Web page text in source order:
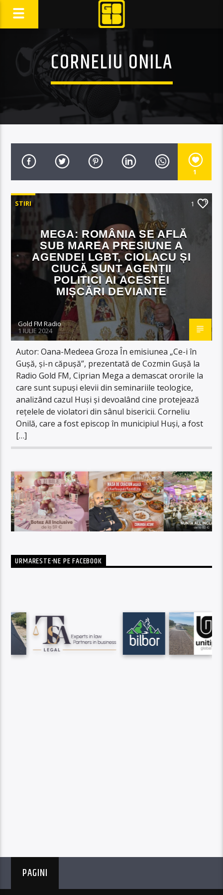
CORNELIU ONILA
1
STIRI 1
MEGA: ROMÂNIA SE AFLĂ
SUB MAREA PRESIUNE A
AGENDEI LGBT, CIOLACU ȘI
CIUCĂ SUNT AGENȚII
POLITICI AI ACESTEI
MIȘCĂRI DEVIANTE
Gold FM Radio
1 IULIE 2024
Autor: Oana-Medeea Groza În emisiunea „Ce-i în
Gușă, și-n căpușă”, prezentată de Cozmin Gușă la
Radio Gold FM, Ciprian Mega a demascat ororile la
care sunt supuși elevii din seminariile teologice,
analizând cazul Huși și devoalând cine protejează
rețelele de violatori din sânul bisericii. Corneliu
Onilă, care a fost episcop în municipiul Huși, a fost
[…]
URMARESTE-NE PE FACEBOOK
PAGINI